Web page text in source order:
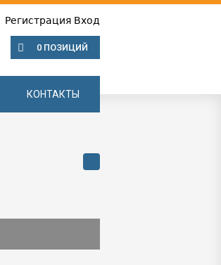
Регистрация Вход
0 ПОЗИЦИЙ
КОНТАКТЫ